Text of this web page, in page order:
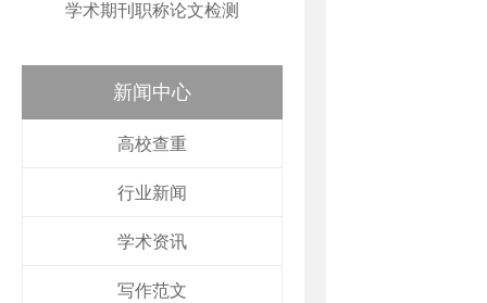
学术期刊职称论文检测
新闻中心
高校查重
行业新闻
学术资讯
写作范文